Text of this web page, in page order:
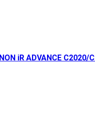
iR ADVANCE C2020/